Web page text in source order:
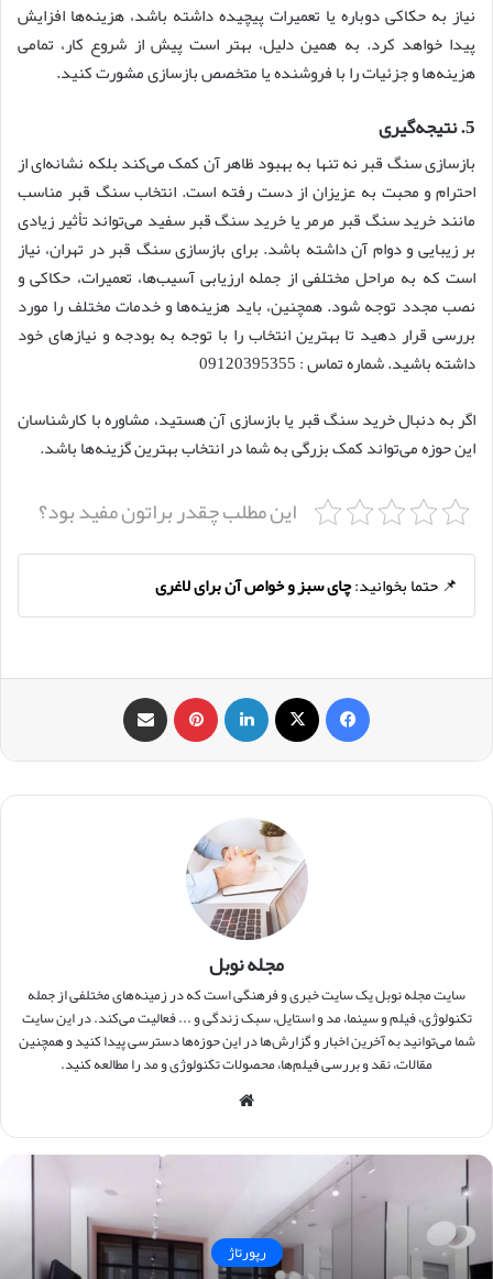
نیاز به حکاکی دوباره یا تعمیرات پیچیده داشته باشد، هزینه‌ها افزایش
پیدا خواهد کرد. به همین دلیل، بهتر است پیش از شروع کار، تمامی
هزینه‌ها و جزئیات را با فروشنده یا متخصص بازسازی مشورت کنید.
5. نتیجه‌گیری
بازسازی سنگ قبر نه تنها به بهبود ظاهر آن کمک می‌کند بلکه نشانه‌ای از
احترام و محبت به عزیزان از دست رفته است. انتخاب سنگ قبر مناسب
مانند خرید سنگ قبر مرمر یا خرید سنگ قبر سفید می‌تواند تأثیر زیادی
بر زیبایی و دوام آن داشته باشد. برای بازسازی سنگ قبر در تهران، نیاز
است که به مراحل مختلفی از جمله ارزیابی آسیب‌ها، تعمیرات، حکاکی و
نصب مجدد توجه شود. همچنین، باید هزینه‌ها و خدمات مختلف را مورد
بررسی قرار دهید تا بهترین انتخاب را با توجه به بودجه و نیازهای خود
داشته باشید. شماره تماس : 09120395355
اگر به دنبال خرید سنگ قبر یا بازسازی آن هستید، مشاوره با کارشناسان
این حوزه می‌تواند کمک بزرگی به شما در انتخاب بهترین گزینه‌ها باشد.
این مطلب چقدر براتون مفید بود؟
📌 حتما بخوانید:چای سبز و خواص آن برای لاغری
فیس بوک ‫پین‌ترست
مجله نوبل
سایت مجله نوبل یک سایت خبری و فرهنگی است که در زمینه‌های مختلفی از جمله
تکنولوژی، فیلم و سینما، مد و استایل، سبک زندگی و ... فعالیت می‌کند. در این سایت
شما می‌توانید به آخرین اخبار و گزارش‌ها در این حوزه‌ها دسترسی پیدا کنید و همچنین
مقالات، نقد و بررسی فیلم‌ها، محصولات تکنولوژی و مد را مطالعه کنید.
رپورتاژ